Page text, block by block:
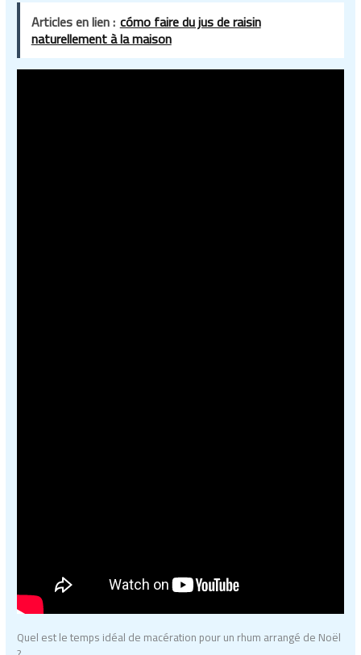
Articles en lien : cómo faire du jus de raisin
naturellement à la maison
Quel est le temps idéal de macération pour un rhum arrangé de Noël